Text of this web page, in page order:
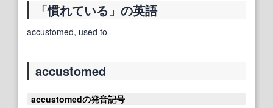
「慣れている」の英語
accustomed, used to
accustomed
accustomedの発音記号